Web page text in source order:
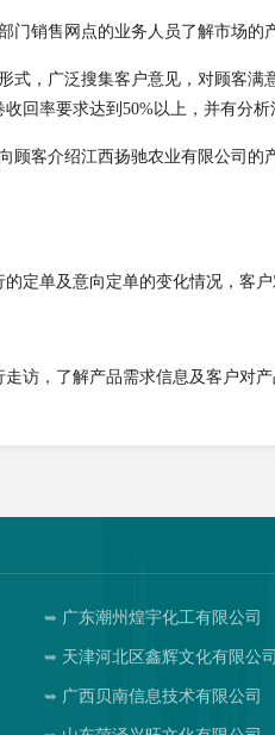
门销售网点的业务人员了解市场的
式，广泛搜集客户意见，对顾客
回率要求达到50%以上，并有分析
顾客介绍江西扬驰农业有限公司
定单及意向定单的变化情况，客
访，了解产品需求信息及客户对
广东潮州煌宇化工有限公司
天津河北区鑫辉文化有限公司
广西贝南信息技术有限公司